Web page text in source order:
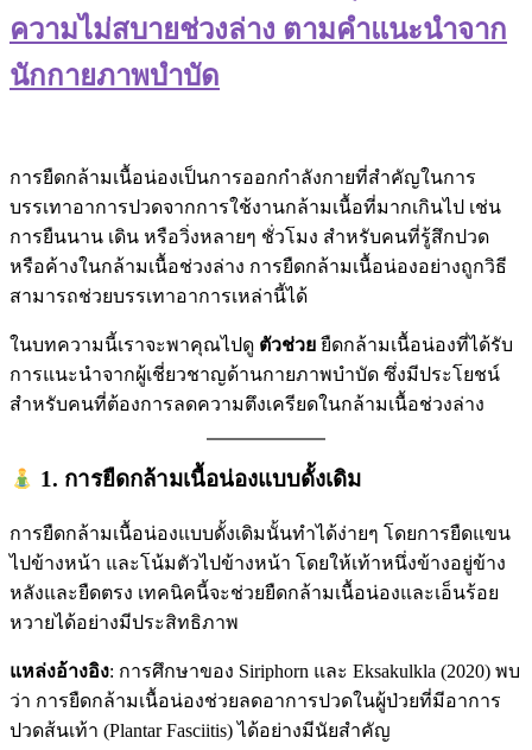
ความไม่สบายช่วงล่าง ตามคำแนะนำจาก
นักกายภาพบำบัด
การยืดกล้ามเนื้อน่องเป็นการออกกำลังกายที่สำคัญในการ
บรรเทาอาการปวดจากการใช้งานกล้ามเนื้อที่มากเกินไป เช่น
การยืนนาน เดิน หรือวิ่งหลายๆ ชั่วโมง สำหรับคนที่รู้สึกปวด
หรือค้างในกล้ามเนื้อช่วงล่าง การยืดกล้ามเนื้อน่องอย่างถูกวิธี
สามารถช่วยบรรเทาอาการเหล่านี้ได้
ในบทความนี้เราจะพาคุณไปดู ตัวช่วย ยืดกล้ามเนื้อน่องที่ได้รับ
การแนะนำจากผู้เชี่ยวชาญด้านกายภาพบำบัด ซึ่งมีประโยชน์
สำหรับคนที่ต้องการลดความตึงเครียดในกล้ามเนื้อช่วงล่าง
1. การยืดกล้ามเนื้อน่องแบบดั้งเดิม
การยืดกล้ามเนื้อน่องแบบดั้งเดิมนั้นทำได้ง่ายๆ โดยการยืดแขน
ไปข้างหน้า และโน้มตัวไปข้างหน้า โดยให้เท้าหนึ่งข้างอยู่ข้าง
หลังและยืดตรง เทคนิคนี้จะช่วยยืดกล้ามเนื้อน่องและเอ็นร้อย
หวายได้อย่างมีประสิทธิภาพ
แหล่งอ้างอิง: การศึกษาของ Siriphorn และ Eksakulkla (2020) พบ
ว่า การยืดกล้ามเนื้อน่องช่วยลดอาการปวดในผู้ป่วยที่มีอาการ
ปวดส้นเท้า (Plantar Fasciitis) ได้อย่างมีนัยสำคัญ